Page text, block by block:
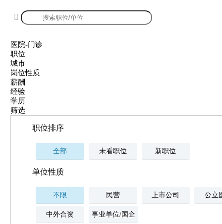

医院-门诊
职位
城市
岗位性质
薪酬
经验
学历
筛选
职位排序
全部 未看职位 新职位
单位性质
不限 民营 上市公司 公立
中外合资 事业单位/国企